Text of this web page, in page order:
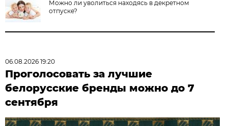
Можно ли уволиться находясь в декретном
отпуске?
06.08.2026 19:20
Проголосовать за лучшие
белорусские бренды можно до 7
сентября